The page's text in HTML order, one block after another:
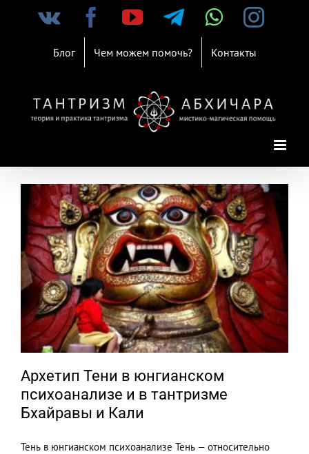
Vk Facebook
YouTube
Telegram
Блог Чем можем помочь? Контакты
Архетип Тени в юнгианском
психоанализе и в тантризме
Бхайравы и Кали
Тень в юнгианском психоанализе Тень — относительно